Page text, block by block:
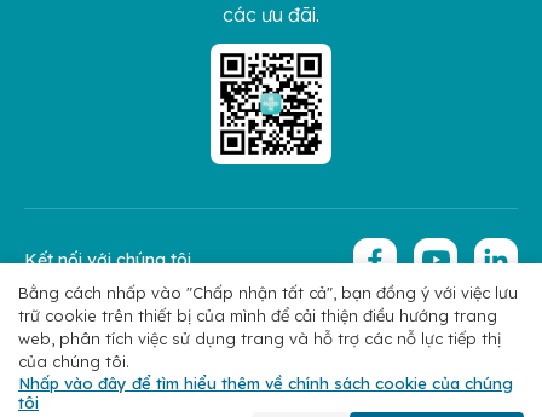
các ưu đãi.
Chính sách bảo mật Copyright 2026 © Hoan My Corporation
Kết nối với chúng tôi
Bằng cách nhấp vào "Chấp nhận tất cả", bạn đồng ý với việc lưu
trữ cookie trên thiết bị của mình để cải thiện điều hướng trang
web, phân tích việc sử dụng trang và hỗ trợ các nỗ lực tiếp thị
của chúng tôi.
Nhấp vào đây để tìm hiểu thêm về chính sách cookie của chúng
tôi